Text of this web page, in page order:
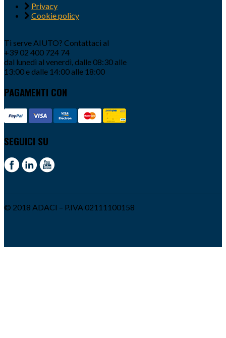
Privacy
Cookie policy
Ti serve AIUTO? Contattaci al
+39 02 400 724 74
dal lunedì al venerdì, dalle 08:30 alle
13:00 e dalle 14:00 alle 18:00
PAGAMENTI CON
SEGUICI SU
© 2018 ADACI – P.IVA 02111100158